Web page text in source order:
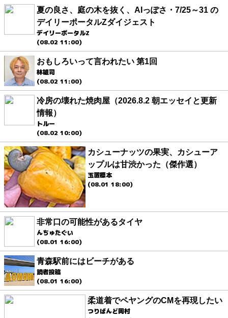
夏の良さ、庭の木を抜く、AIっぽさ・7/25～31 の
デイリーポータルZダイジェスト
デイリーポータルZ
(08.02 11:00)
おもしろいって言われたい 第1回
林雄司
(08.02 11:00)
冷房の壊れた焼肉屋（2026.8.2 朝エッセイと更新
情報）
トルー
(08.02 10:00)
カシューナッツの果実、カシューア
ップルは甘渋かった（傑作選）
玉置標本
(08.01 18:00)
非常口の可能性があるタイヤ
んちゅたぐい
(08.01 16:00)
青森駅前にはビーチがある
読者投稿
(08.01 16:00)
柔道着でペヤングのCMを再現したい
つりばんど岡村